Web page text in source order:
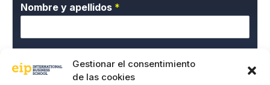
Gestionar el consentimiento
de las cookies
Nombre y apellidos *